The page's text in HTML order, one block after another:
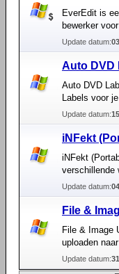
EverEdit is
bewerker
Update datum:
Auto DVD
Auto DVD
Labels voor
Update datum:
iNFekt
iNFekt
verschillende
Update datum:
File &
File & Image
uploaden
Update datum: